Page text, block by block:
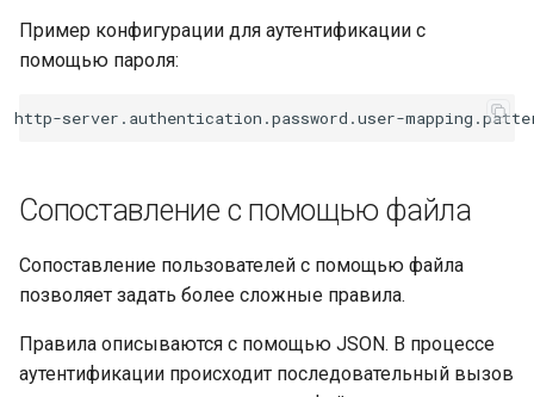
Пример конфигурации для аутентификации с
помощью пароля:
Сопоставление с помощью файла
Сопоставление пользователей с помощью файла
позволяет задать более сложные правила.
Правила описываются с помощью JSON. В процессе
аутентификации происходит последовательный вызов